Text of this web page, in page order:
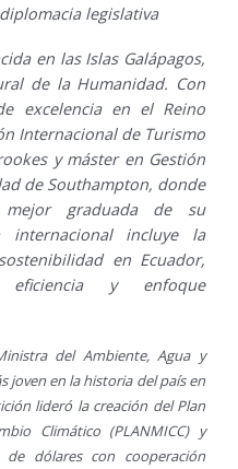
legislativa
en las Islas Galápagos,
de la Humanidad. Con
excelencia en el Reino
Internacional de Turismo
y máster en Gestión
de Southampton, donde
graduada de su
internacional incluye la
en Ecuador,
eficiencia y enfoque
del Ambiente, Agua y
joven en la historia del país en
lideró la creación del Plan
Climático (PLANMICC) y
de dólares con cooperación